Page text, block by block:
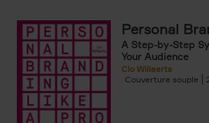
filter
Vos filter
filter
Personal
A Step-by-Step
Your Audience
Clo Willaerts
Couverture souple